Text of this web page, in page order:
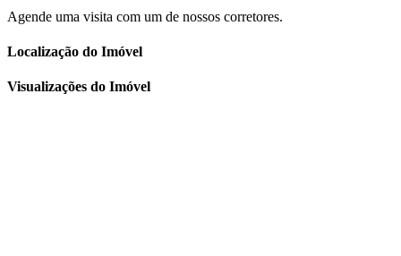
Agende uma visita com um de nossos corretores.
Localização do Imóvel
Visualizações do Imóvel